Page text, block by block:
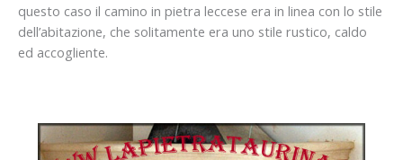
questo caso il camino in pietra leccese era in linea con lo stile
dell’abitazione, che solitamente era uno stile rustico, caldo
ed accogliente.